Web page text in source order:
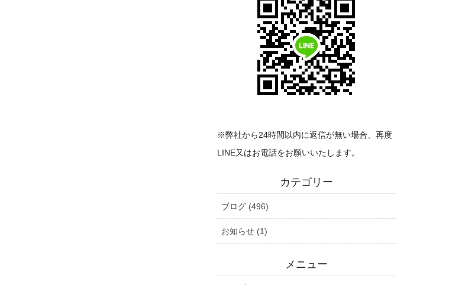
※弊社から24時間以内に返信が無い場合、再度
LINE又はお電話をお願いいたします。
カテゴリー
ブログ (496)
お知らせ (1)
メニュー